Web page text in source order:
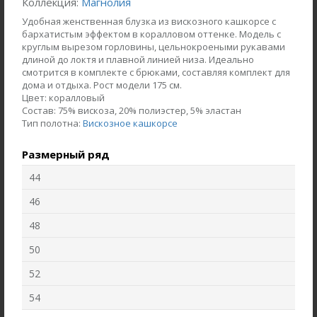
Жакет J1030-L89.6F02
Удобная женственная блузка из вискозного кашкорсе с
бархатистым эффектом в коралловом оттенке. Модель с
круглым вырезом горловины, цельнокроеными рукавами
длиной до локтя и плавной линией низа. Идеально
смотрится в комплекте с брюками, составляя комплект для
дома и отдыха. Рост модели 175 см.
Цвет: коралловый
Состав: 75% вискоза, 20% полиэстер, 5% эластан
Тип полотна: Вискозное кашкорсе
Размерный ряд
44
46
48
50
52
54